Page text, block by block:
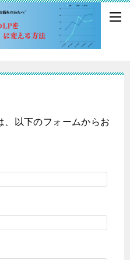
、以下のフォームからお